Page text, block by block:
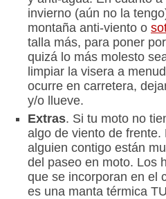
invierno (aún no la
montaña anti-viento o
talla más, para poner
quizá lo más molesto
limpiar la visera a
ocurre en carretera,
y/o llueve.
Extras. Si tu moto no
algo de viento de
alguien contigo están
del paseo en moto. Los
que se incorporan en el
es una manta térmica